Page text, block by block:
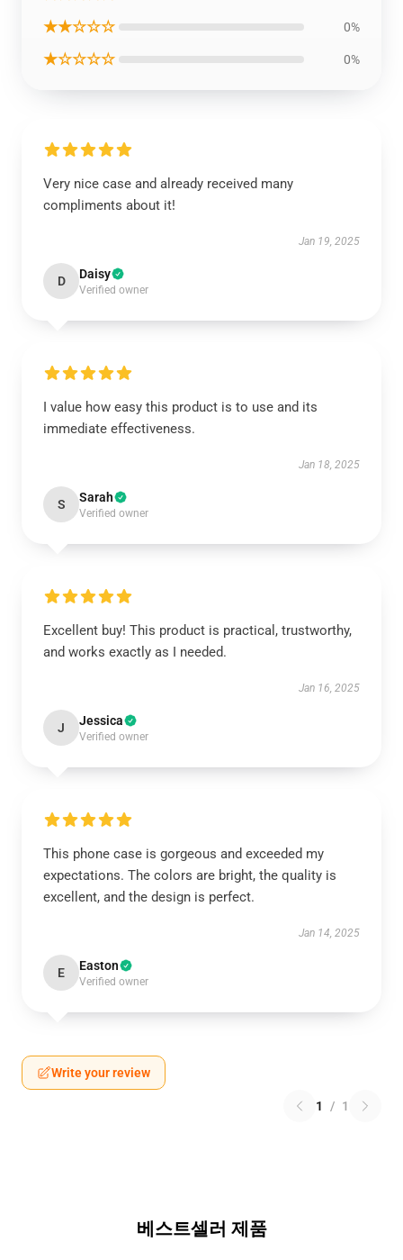
★★☆☆☆ 0%
★☆☆☆☆ 0%
Very nice case and already received many
compliments about it!
Jan 19, 2025
D Daisy
Verified owner
I value how easy this product is to use and its
immediate effectiveness.
Jan 18, 2025
S Sarah
Verified owner
Excellent buy! This product is practical, trustworthy,
and works exactly as I needed.
Jan 16, 2025
J Jessica
Verified owner
This phone case is gorgeous and exceeded my
expectations. The colors are bright, the quality is
excellent, and the design is perfect.
Jan 14, 2025
E Easton
Verified owner
Write your review
1 / 1
베스트셀러 제품